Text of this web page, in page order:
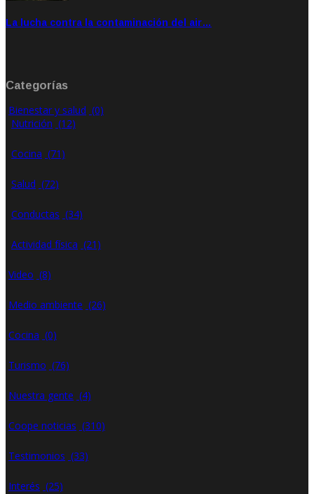
La lucha contra la contaminación del air…
Categorías
Bienestar y salud (0)
Nutrición (12)
Cocina (71)
Salud (72)
Conductas (34)
Actividad física (21)
Video (8)
Medio ambiente (26)
Cocina (0)
Turismo (76)
Nuestra gente (4)
Coope noticias (310)
Testimonios (33)
Interés (25)